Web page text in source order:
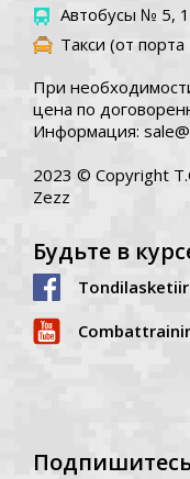
Автобусы № 5,
Такси (от
При
цена по
Информация:
2023 © Copyright
Zezz
Будьте в
Tondilasketiir